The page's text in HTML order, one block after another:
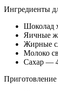
Ингредиенты
Шоколад
Яичные
Жирные
Молоко
Сахар —